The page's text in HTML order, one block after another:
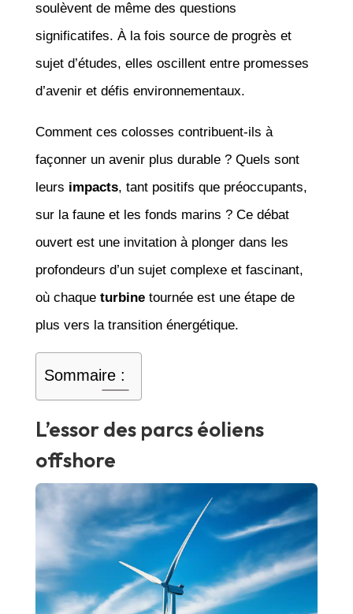
soulèvent de même des questions
significatifes. À la fois source de progrès et
sujet d’études, elles oscillent entre promesses
d’avenir et défis environnementaux.
Comment ces colosses contribuent-ils à
façonner un avenir plus durable ? Quels sont
leurs impacts, tant positifs que préoccupants,
sur la faune et les fonds marins ? Ce débat
ouvert est une invitation à plonger dans les
profondeurs d’un sujet complexe et fascinant,
où chaque turbinetournée est une étape de
plus vers la transition énergétique.
Sommaire :
L’essor des parcs éoliens
offshore